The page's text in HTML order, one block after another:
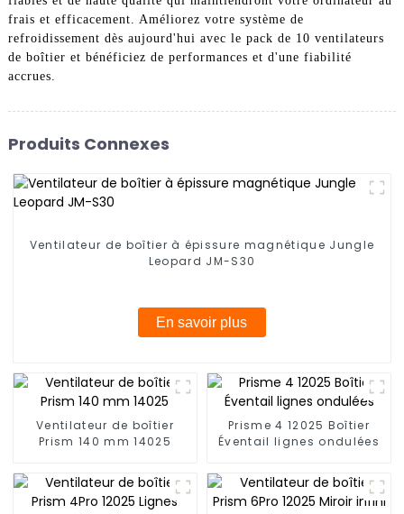
frais et efficacement. Améliorez votre système de
refroidissement dès aujourd'hui avec le pack de 10 ventilateurs
de boîtier et bénéficiez de performances et d'une fiabilité
accrues.
Produits Connexes
Ventilateur de boîtier à épissure magnétique Jungle
Leopard JM-S30
En savoir plus
Ventilateur de boîtier
Prism 140 mm 14025
Prisme 4 12025 Boîtier
Éventail lignes ondulées